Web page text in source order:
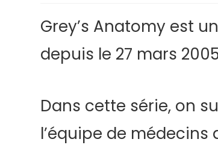
Grey’s Anatomy est
depuis le 27 mars
Dans cette série, on
l’équipe de